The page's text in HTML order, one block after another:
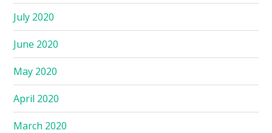
July 2020
June 2020
May 2020
April 2020
March 2020